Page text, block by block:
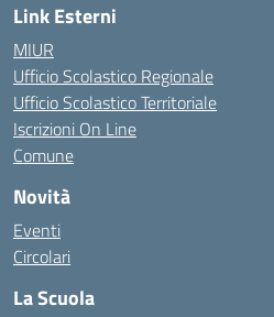
Link Esterni
MIUR
Ufficio Scolastico Regionale
Ufficio Scolastico Territoriale
Iscrizioni On Line
Comune
Novità
Eventi
Circolari
La Scuola